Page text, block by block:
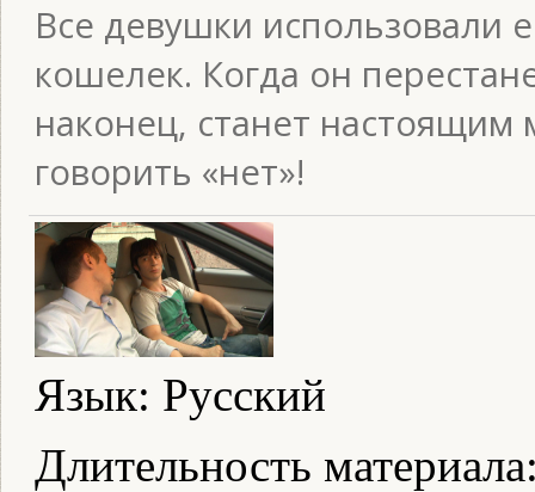
Все девушки использовали
кошелек. Когда он
наконец, станет настоящим
говорить «нет»!
Язык: Русский
Длительность материала